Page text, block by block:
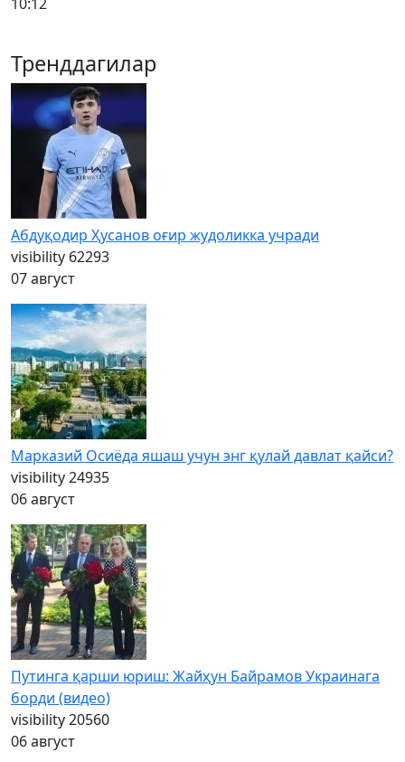
Тренддагилар
Абдуқодир Ҳусанов оғир жудоликка учради
visibility 62293
07 август
Марказий Осиёда яшаш учун энг қулай давлат қайси?
visibility24935
06 август
Путинга қарши юриш: Жайҳун Байрамов Украинага
борди (видео)
visibility20560
06 август